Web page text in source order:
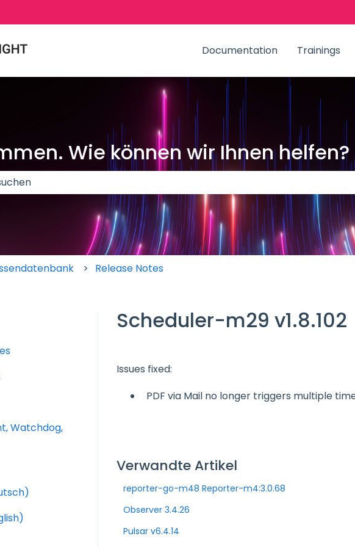
für Übersetzungen anzeigen
Documentation Trainings
Wie können wir Ihnen helfen?
Vorschläge, da das Suchfeld leer ist.
Release Notes
Scheduler-m29 v1.8.102
Issues fixed:
PDF via Mail no longer triggers multiple
Verwandte Artikel
reporter-go-m48 Reporter-m4:3.0.68
Observer 3.4.26
Pulsar v6.4.14
Watchdog,